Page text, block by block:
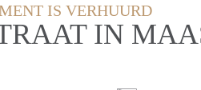
IS VERHUURD
IN